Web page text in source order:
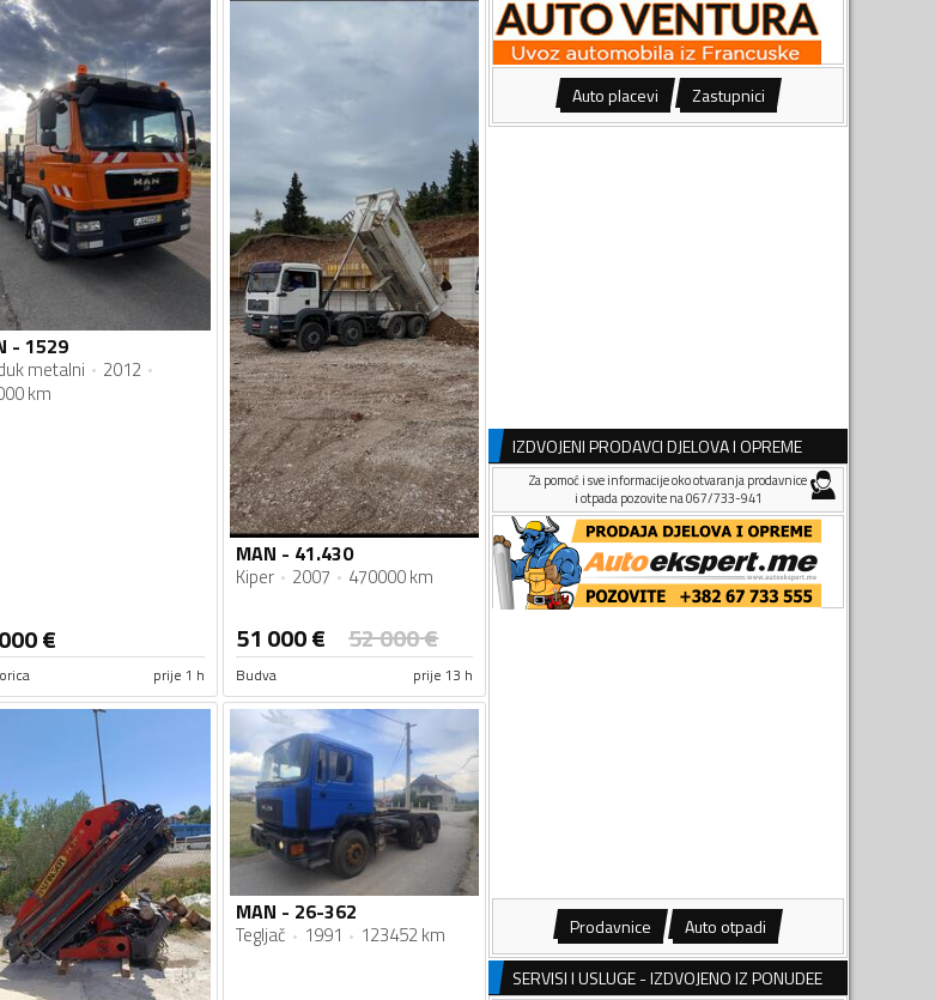
- 1529
metalni
2012
km
€
prije 1 h
MAN - 41.430
Kiper 2007 470000 km
51 000€ 52 000€
Budva prije 13 h
MAN - 26-362
Tegljač 1991 123452 km
Auto placevi Zastupnici
IZDVOJENI PRODAVCI DJELOVA I OPREME
Za pomoć i sve informacije oko otvaranja prodavnice
i otpada pozovite na 067/733-941
Prodavnice Auto otpadi
SERVISI I USLUGE - IZDVOJENO IZ PONUDEE